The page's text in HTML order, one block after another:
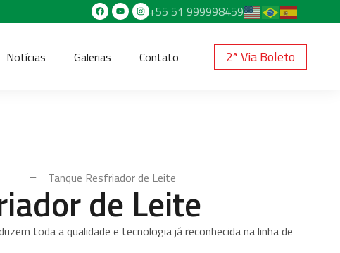
+55 51 999998459
Notícias Galerias Contato 2ª Via Boleto
Tanque Resfriador de Leite
de Leite
toda a qualidade e tecnologia já reconhecida na linha de